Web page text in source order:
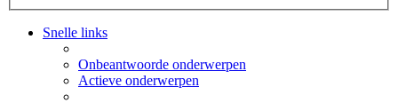
Snelle links
Onbeantwoorde onderwerpen
Actieve onderwerpen